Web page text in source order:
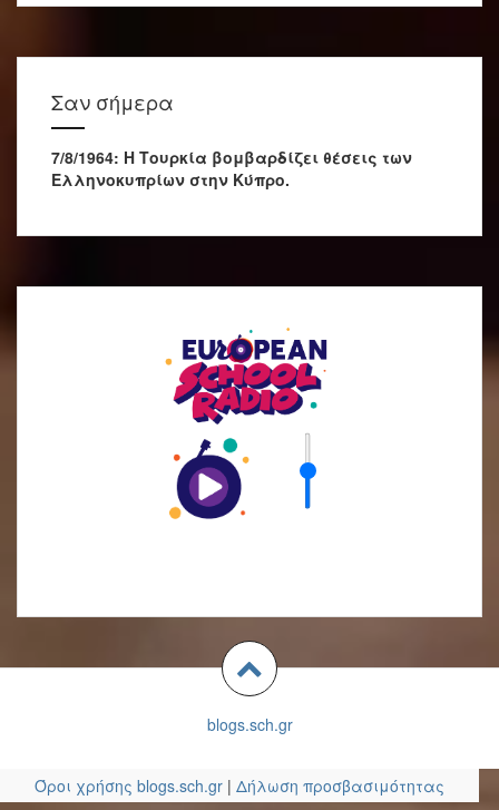
Σαν σήμερα
7/8/1964: Η Τουρκία βομβαρδίζει θέσεις των
Ελληνοκυπρίων στην Κύπρο.
blogs.sch.gr
Όροι χρήσης blogs.sch.gr |Δήλωση προσβασιμότητας